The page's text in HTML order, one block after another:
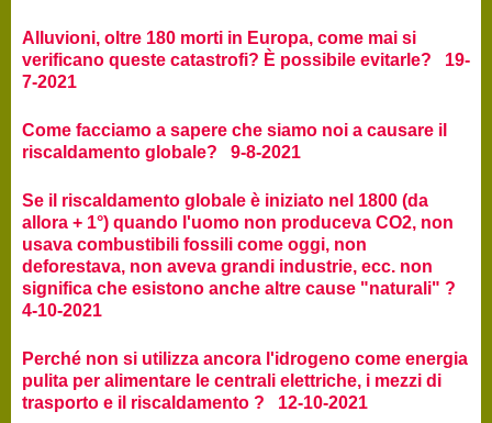
Alluvioni, oltre 180 morti in Europa, come mai si
verificano queste catastrofi? È possibile evitarle? 19-
7-2021
Come facciamo a sapere che siamo noi a causare il
riscaldamento globale? 9-8-2021
Se il riscaldamento globale è iniziato nel 1800 (da
allora + 1°) quando l'uomo non produceva CO2, non
usava combustibili fossili come oggi, non
deforestava, non aveva grandi industrie, ecc. non
significa che esistono anche altre cause "naturali" ?
4-10-2021
Perché non si utilizza ancora l'idrogeno come energia
pulita per alimentare le centrali elettriche, i mezzi di
trasporto e il riscaldamento ? 12-10-2021